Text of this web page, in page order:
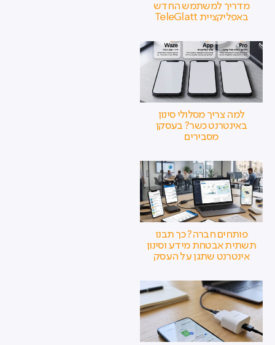
מדריך למשתמש החדש
באפליקציית TeleGlatt
למה צריך מסלולי סינון
באינטרנט כשר? בעסקן
מסבירים
פותחים חברה? כך תבנו
תשתית אבטחת מידע וסינון
אינטרנט שתגן על העסק